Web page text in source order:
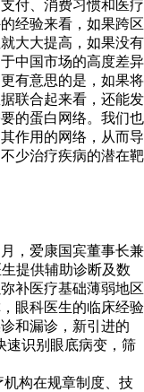
付、消费习惯和医疗
经验来看，如果跨区
大大提高，如果没有
中国市场的高度差异
有意思的是，如果将
联合起来看，还能发
的蛋白网络。我们也
作用的网络，从而导
少治疗疾病的潜在靶
，爱康国宾董事长兼
提供辅助诊断及数
补医疗基础薄弱地区
眼科医生的临床经验
和漏诊，新引进的
速识别眼底病变，筛
机构在规章制度、技